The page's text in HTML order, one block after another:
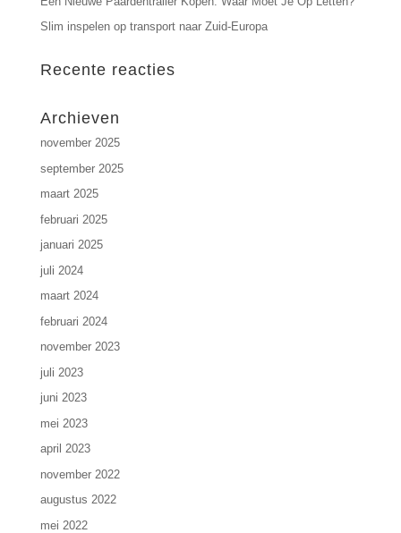
Slim inspelen op transport naar Zuid-Europa
Recente reacties
Archieven
november 2025
september 2025
maart 2025
februari 2025
januari 2025
juli 2024
maart 2024
februari 2024
november 2023
juli 2023
juni 2023
mei 2023
april 2023
november 2022
augustus 2022
mei 2022